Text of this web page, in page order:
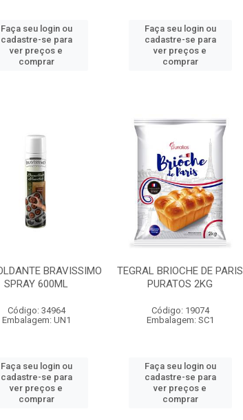
Faça seu login ou
cadastre-se para
ver preços e
comprar
Faça seu login ou
cadastre-se para
ver preços e
comprar
BRAVISSIMO
SPRAY 600ML
Código: 34964
Embalagem: UN1
Faça seu login ou
cadastre-se para
ver preços e
comprar
TEGRAL BRIOCHE DE PARIS
PURATOS 2KG
Código: 19074
Embalagem: SC1
Faça seu login ou
cadastre-se para
ver preços e
comprar